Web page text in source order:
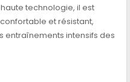
technologie, il est
et résistant,
entraînements intensifs des